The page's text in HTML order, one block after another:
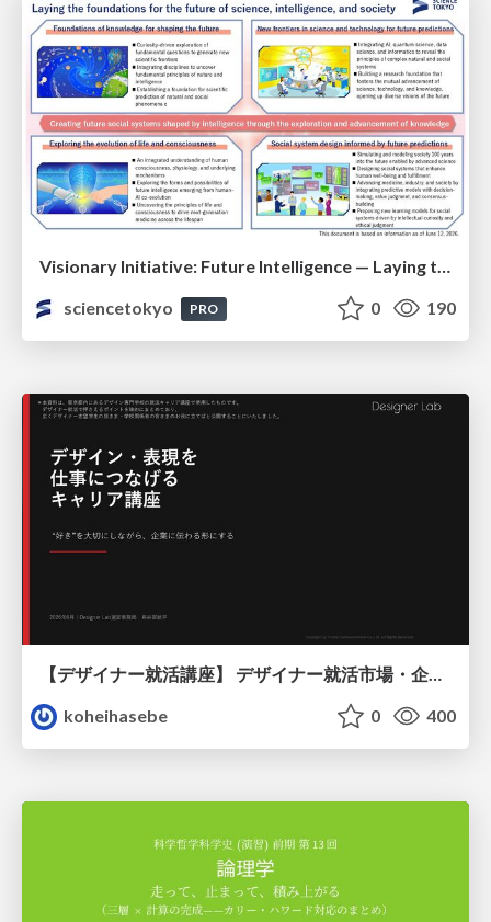
sciencetokyo
PRO 0 190
【デザイナー就活講座】 デザイナー就活市場・企業探し・ポートフォリオのポイント
koheihasebe
0 400